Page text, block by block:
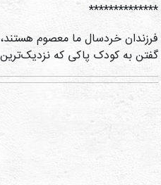
**************
فرزندان خردسال ما معصوم
گفتن به کودک پاکی که